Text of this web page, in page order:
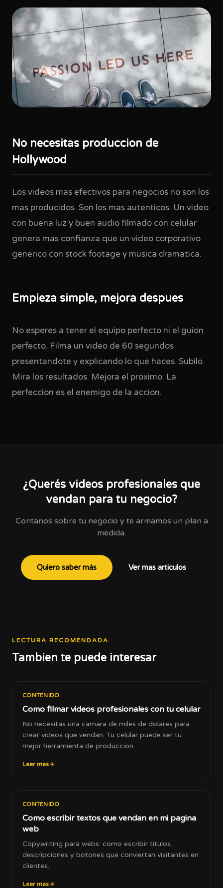
No necesitas produccion de
Hollywood
Los videos mas efectivos para negocios no son los
mas producidos. Son los mas autenticos. Un video
con buena luz y buen audio filmado con celular
genera mas confianza que un video corporativo
generico con stock footage y musica dramatica.
Empieza simple, mejora despues
No esperes a tener el equipo perfecto ni el guion
perfecto. Filma un video de 60 segundos
presentandote y explicando lo que haces. Subilo.
Mira los resultados. Mejora el proximo. La
perfeccion es el enemigo de la accion.
¿Querés videos profesionales que
vendan para tu negocio?
Contanos sobre tu negocio y te armamos un plan a
medida.
Quiero saber más Ver mas articulos
LECTURA RECOMENDADA
Tambien te puede interesar
CONTENIDO
Como filmar videos profesionales con tu celular
No necesitas una camara de miles de dolares para
crear videos que vendan. Tu celular puede ser tu
mejor herramienta de produccion.
Leer mas
CONTENIDO
Como escribir textos que vendan en mi pagina
web
Copywriting para webs: como escribir titulos,
descripciones y botones que conviertan visitantes en
clientes.
Leer mas